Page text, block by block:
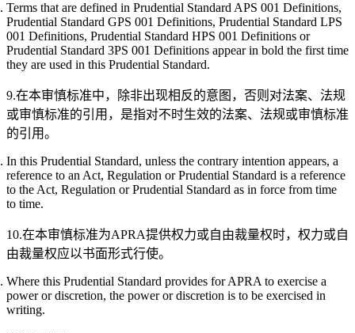
Terms that are defined in Prudential Standard APS 001 Definitions,
Prudential Standard GPS 001 Definitions, Prudential Standard LPS
001 Definitions, Prudential Standard HPS 001 Definitions or
Prudential Standard 3PS 001 Definitions appear in bold the first time
they are used in this Prudential Standard.
9.在本审慎标准中，除非出现相反的意图，否则对法案、法规
或审慎标准的引用，是指对不时生效的法案、法规或审慎标准
的引用。
In this Prudential Standard, unless the contrary intention appears, a
reference to an Act, Regulation or Prudential Standard is a reference
to the Act, Regulation or Prudential Standard as in force from time
to time.
10.在本审慎标准为APRA提供权力或自由裁量权时，权力或自
由裁量权应以书面形式行使。
Where this Prudential Standard provides for APRA to exercise a
power or discretion, the power or discretion is to be exercised in
writing.